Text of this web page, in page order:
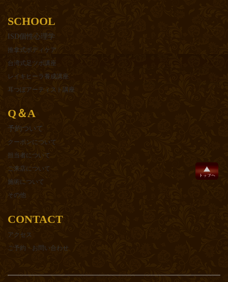
SCHOOL
ISD個性心理学
推拿式ボディケア
台湾式足ツボ講座
レイキヒーラ養成講座
耳つぼアーティスト講座
Q＆A
予約ついて
クーポンについて
担当者について
ご来店について
施術について
その他
CONTACT
アクセス
ご予約・お問い合わせ